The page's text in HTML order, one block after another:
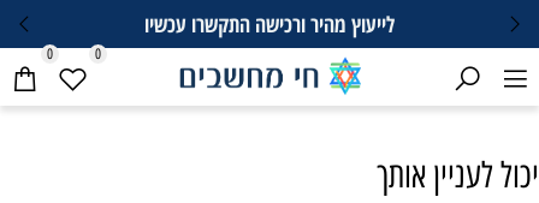
לייעוץ מהיר ורכישה התקשרו עכשיו
0 0
יכול לעניין אותך